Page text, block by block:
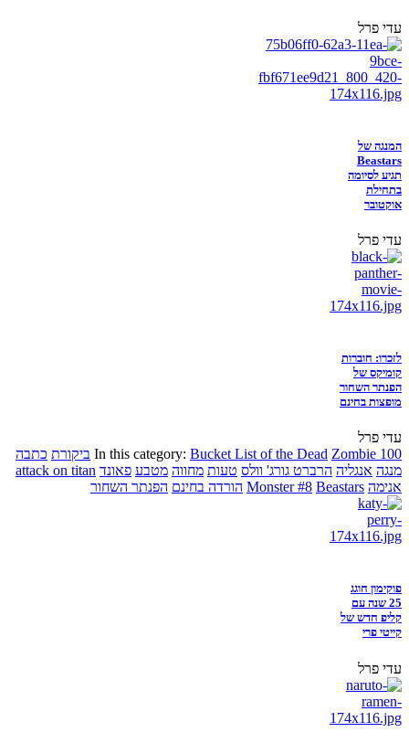
עדי פרל
המנגה של
Beastars
תגיע לסיומה
בתחילת
אוקטובר
עדי פרל
לזכרו: חוברות
קומיקס של
הפנתר השחור
מופצות בחינם
עדי פרל
In this category: Bucket List of the Dead Zombie 100 ביקורת כתבה
מנגה אנגליה הרברט גורג' וולס טעות מחווה מטבע פאונד attack on titan
אנימה
Monster #8 Beastars הורדה בחינם הפנתר השחור
פוקימון חוגג
25 שנה עם
קליפ חדש של
קייטי פרי
עדי פרל